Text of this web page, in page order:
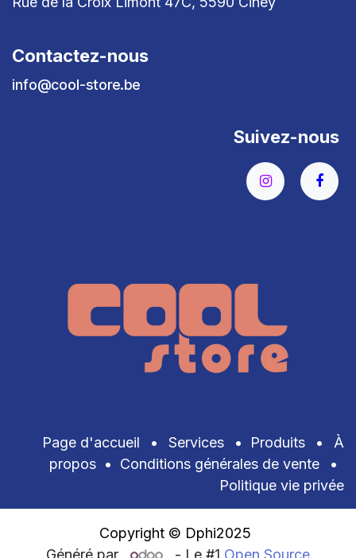
Contactez-nous
info@cool-store.be
Suivez-nous
Page d'accueil • Services • Produits •
À
propos • Conditions générales de vente
•
Politique vie privée
Copyright © Dphi2025
Généré par
- Le #1 Open Source